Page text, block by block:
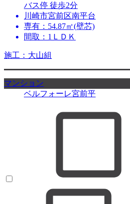
バス停 徒歩2分
川崎市宮前区南平台
専有：54.87㎡(壁芯)
間取：1ＬＤＫ
施工：大山組
マンション
ベルフォーレ宮前平